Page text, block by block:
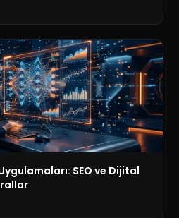
SEO ve Dijital